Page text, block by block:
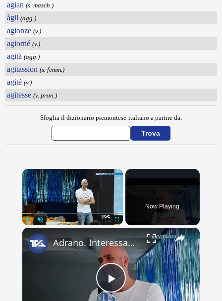
agian (s. masch.)
àgil (agg.)
agionze (v.)
agiorné (v.)
agità (agg.)
agitassion (s. femm.)
agité (v.)
agitesse (v. pron.)
Sfoglia il dizionario piemontese-italiano a partire da:
×
Now Playing
×
Play
Adrano. Interessante incontro al liceo “Verga” con il prof. Fabio Gamberini. Studenti del Linguistic